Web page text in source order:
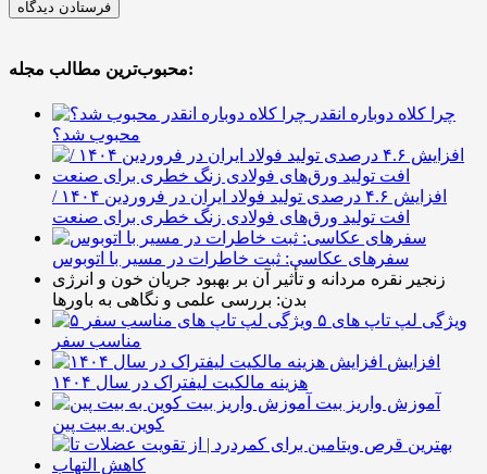
محبوب‌ترین مطالب مجله:
چرا کلاه دوباره انقدر
محبوب شد؟
افزایش ۴.۶ درصدی تولید فولاد ایران در فروردین ۱۴۰۴ /
افت تولید ورق‌های فولادی زنگ خطری برای صنعت
سفرهای عکاسی: ثبت خاطرات در مسیر با اتوبوس
زنجیر نقره مردانه و تأثیر آن بر بهبود جریان خون و انرژی
بدن: بررسی علمی و نگاهی به باورها
۵ ویژگی لپ تاپ های
مناسب سفر
افزایش
هزینه مالکیت لیفتراک در سال ۱۴۰۴
آموزش واریز بیت
کوین به بیت پین